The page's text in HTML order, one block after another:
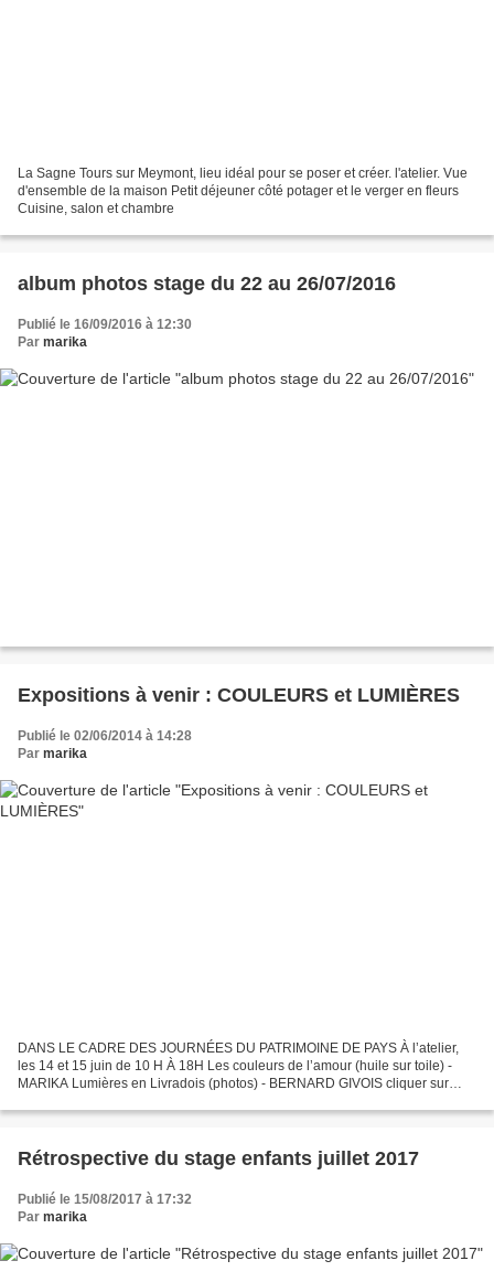
La Sagne Tours sur Meymont, lieu idéal pour se poser et créer. l'atelier. Vue
d'ensemble de la maison Petit déjeuner côté potager et le verger en fleurs
Cuisine, salon et chambre
album photos stage du 22 au 26/07/2016
Publié le 16/09/2016 à 12:30
Par marika
Expositions à venir : COULEURS et LUMIÈRES
Publié le 02/06/2014 à 14:28
Par marika
DANS LE CADRE DES JOURNÉES DU PATRIMOINE DE PAYS À l’atelier,
les 14 et 15 juin de 10 H À 18H Les couleurs de l’amour (huile sur toile) -
MARIKA Lumières en Livradois (photos) - BERNARD GIVOIS cliquer sur
Rétrospective du stage enfants juillet 2017
Publié le 15/08/2017 à 17:32
Par marika